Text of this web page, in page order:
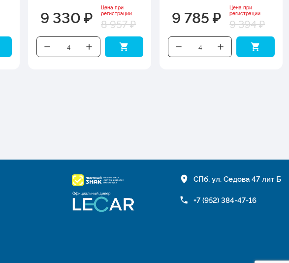
9 330 ₽
Цена при
регистрации
8 957 ₽ 9 785 ₽
Цена при
регистрации
9 394 ₽
СПб, ул. Седова 47 лит Б
+7 (952) 384-47-16